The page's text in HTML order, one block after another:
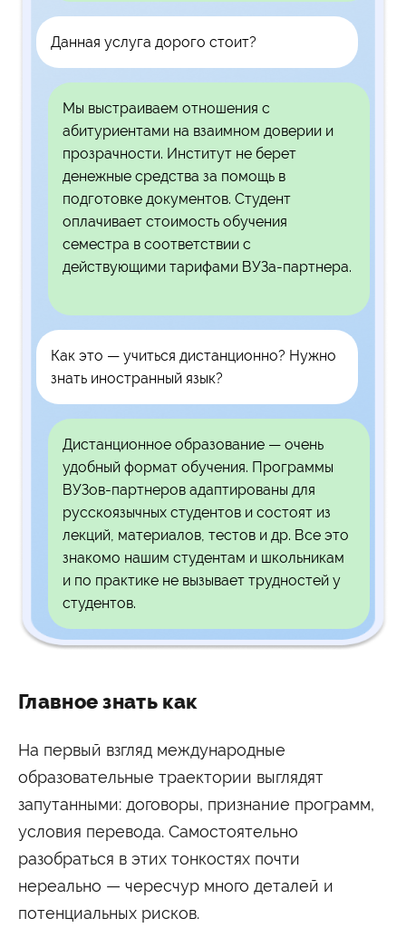
Данная услуга дорого стоит?
Мы выстраиваем отношения с
абитуриентами на взаимном доверии и
прозрачности. Институт не берет
денежные средства за помощь в
подготовке документов. Студент
оплачивает стоимость обучения
семестра в соответствии с
действующими тарифами ВУЗа-партнера.
Как это — учиться дистанционно? Нужно
знать иностранный язык?
Дистанционное образование — очень
удобный формат обучения. Программы
ВУЗов-партнеров адаптированы для
русскоязычных студентов и состоят из
лекций, материалов, тестов и др. Все это
знакомо нашим студентам и школьникам
и по практике не вызывает трудностей у
студентов.
Главное знать как
На первый взгляд международные
образовательные траектории выглядят
запутанными: договоры, признание программ,
условия перевода. Самостоятельно
разобраться в этих тонкостях почти
нереально — чересчур много деталей и
потенциальных рисков.